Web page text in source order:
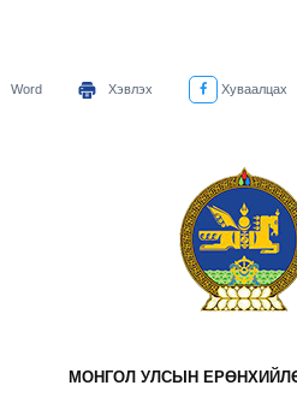
Word Хэвлэх Хуваалцах
МОНГОЛ УЛСЫН